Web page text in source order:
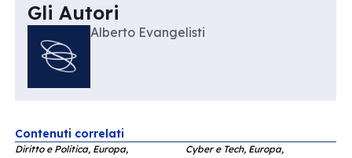
Gli Autori
Alberto Evangelisti
Contenuti correlati
Diritto e Politica, Europa,
Cyber e Tech, Europa,